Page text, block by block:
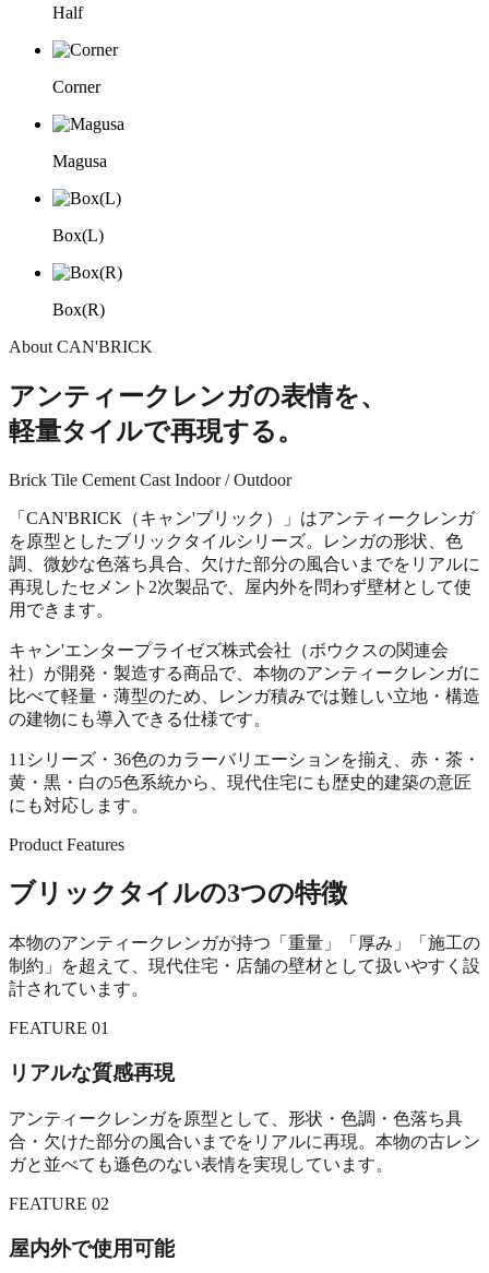
Half
Corner
Magusa
Box(L)
Box(R)
About CAN'BRICK
アンティークレンガの表情を、
軽量タイルで再現する。
Brick Tile Cement Cast Indoor / Outdoor
「CAN'BRICK（キャン'ブリック）」はアンティークレンガ
を原型としたブリックタイルシリーズ。レンガの形状、色
調、微妙な色落ち具合、欠けた部分の風合いまでをリアルに
再現したセメント2次製品で、屋内外を問わず壁材として使
用できます。
キャン'エンタープライゼズ株式会社（ボウクスの関連会
社）が開発・製造する商品で、本物のアンティークレンガに
比べて軽量・薄型のため、レンガ積みでは難しい立地・構造
の建物にも導入できる仕様です。
11シリーズ・36色のカラーバリエーションを揃え、赤・茶・
黄・黒・白の5色系統から、現代住宅にも歴史的建築の意匠
にも対応します。
Product Features
ブリックタイルの3つの特徴
本物のアンティークレンガが持つ「重量」「厚み」「施工の
制約」を超えて、現代住宅・店舗の壁材として扱いやすく設
計されています。
FEATURE 01
リアルな質感再現
アンティークレンガを原型として、形状・色調・色落ち具
合・欠けた部分の風合いまでをリアルに再現。本物の古レン
ガと並べても遜色のない表情を実現しています。
FEATURE 02
屋内外で使用可能